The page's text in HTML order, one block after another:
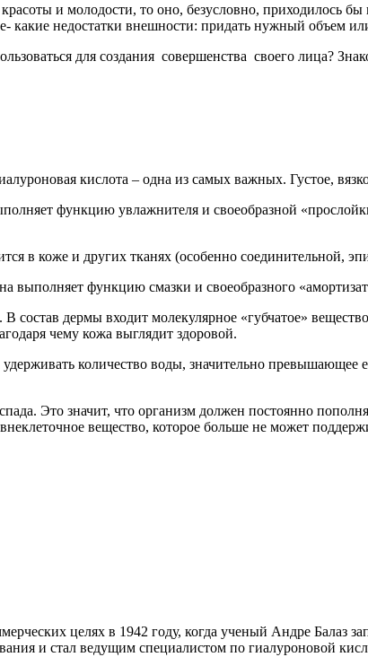
и молодости, то оно, безусловно, приходилось
какие недостатки внешности: придать нужный объем
для создания совершенства своего лица?
кислота – одна из самых важных. Густое,
функцию увлажнителя и своеобразной
в коже и других тканях (особенно соединительной,
выполняет функцию смазки и своеобразного
дермы входит молекулярное «губчатое»
чему кожа выглядит здоровой.
количество воды, значительно превышающее
Это значит, что организм должен постоянно
вещество, которое больше не может
целях в 1942 году, когда ученый Андре Балаз
и стал ведущим специалистом по гиалуроновой